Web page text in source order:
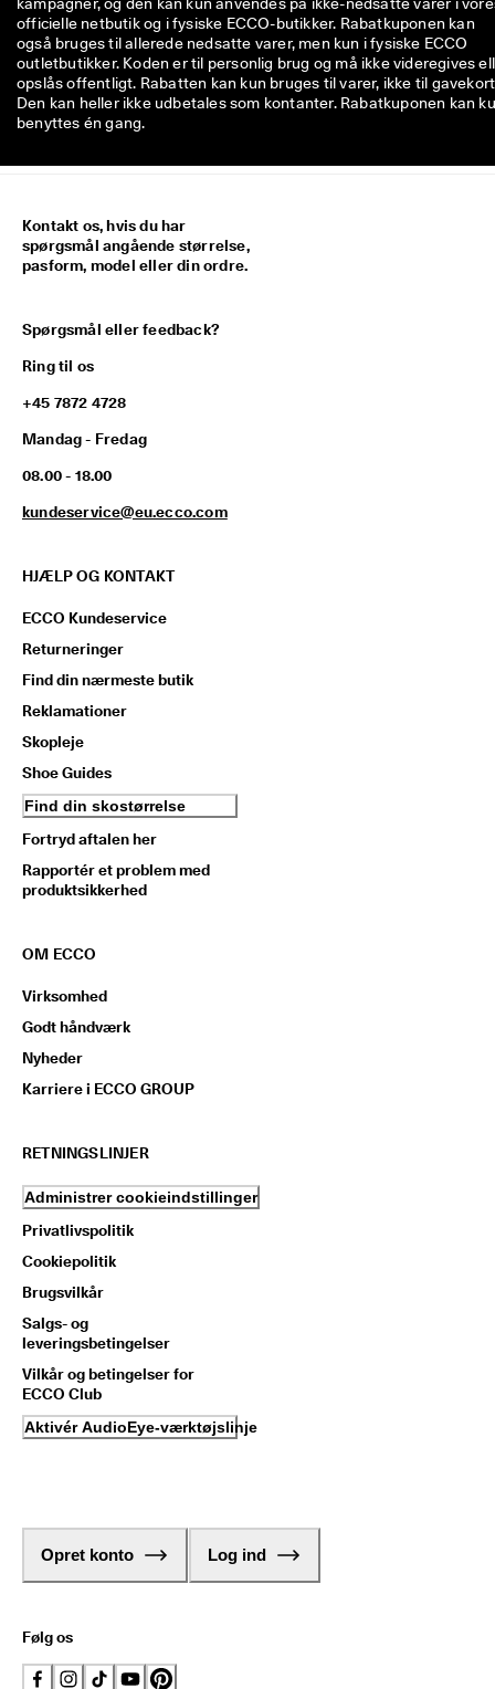
kampagner, og den kan kun anvendes på ikke-nedsatte varer i
officielle netbutik og i fysiske ECCO-butikker. Rabatkuponen kan
også bruges til allerede nedsatte varer, men kun i fysiske ECCO
outletbutikker. Koden er til personlig brug og må ikke videregives
opslås offentligt. Rabatten kan kun bruges til varer, ikke til
Den kan heller ikke udbetales som kontanter. Rabatkuponen kan
benyttes én gang.
Kontakt os, hvis du har
spørgsmål angående størrelse,
pasform, model eller din ordre.
Spørgsmål eller feedback?
Ring til os
+45 7872 4728
Mandag - Fredag
08.00 - 18.00
kundeservice@eu.ecco.com
HJÆLP OG KONTAKT
ECCO Kundeservice
Returneringer
Find din nærmeste butik
Reklamationer
Skopleje
Shoe Guides
Find din skostørrelse
Fortryd aftalen her
Rapportér et problem med
produktsikkerhed
OM ECCO
Virksomhed
Godt håndværk
Nyheder
Karriere i ECCO GROUP
RETNINGSLINJER
Administrer cookieindstillinger
Privatlivspolitik
Cookiepolitik
Brugsvilkår
Salgs- og
leveringsbetingelser
Vilkår og betingelser for
ECCO Club
Aktivér AudioEye-værktøjslinje
Opret konto Log ind
Følg os